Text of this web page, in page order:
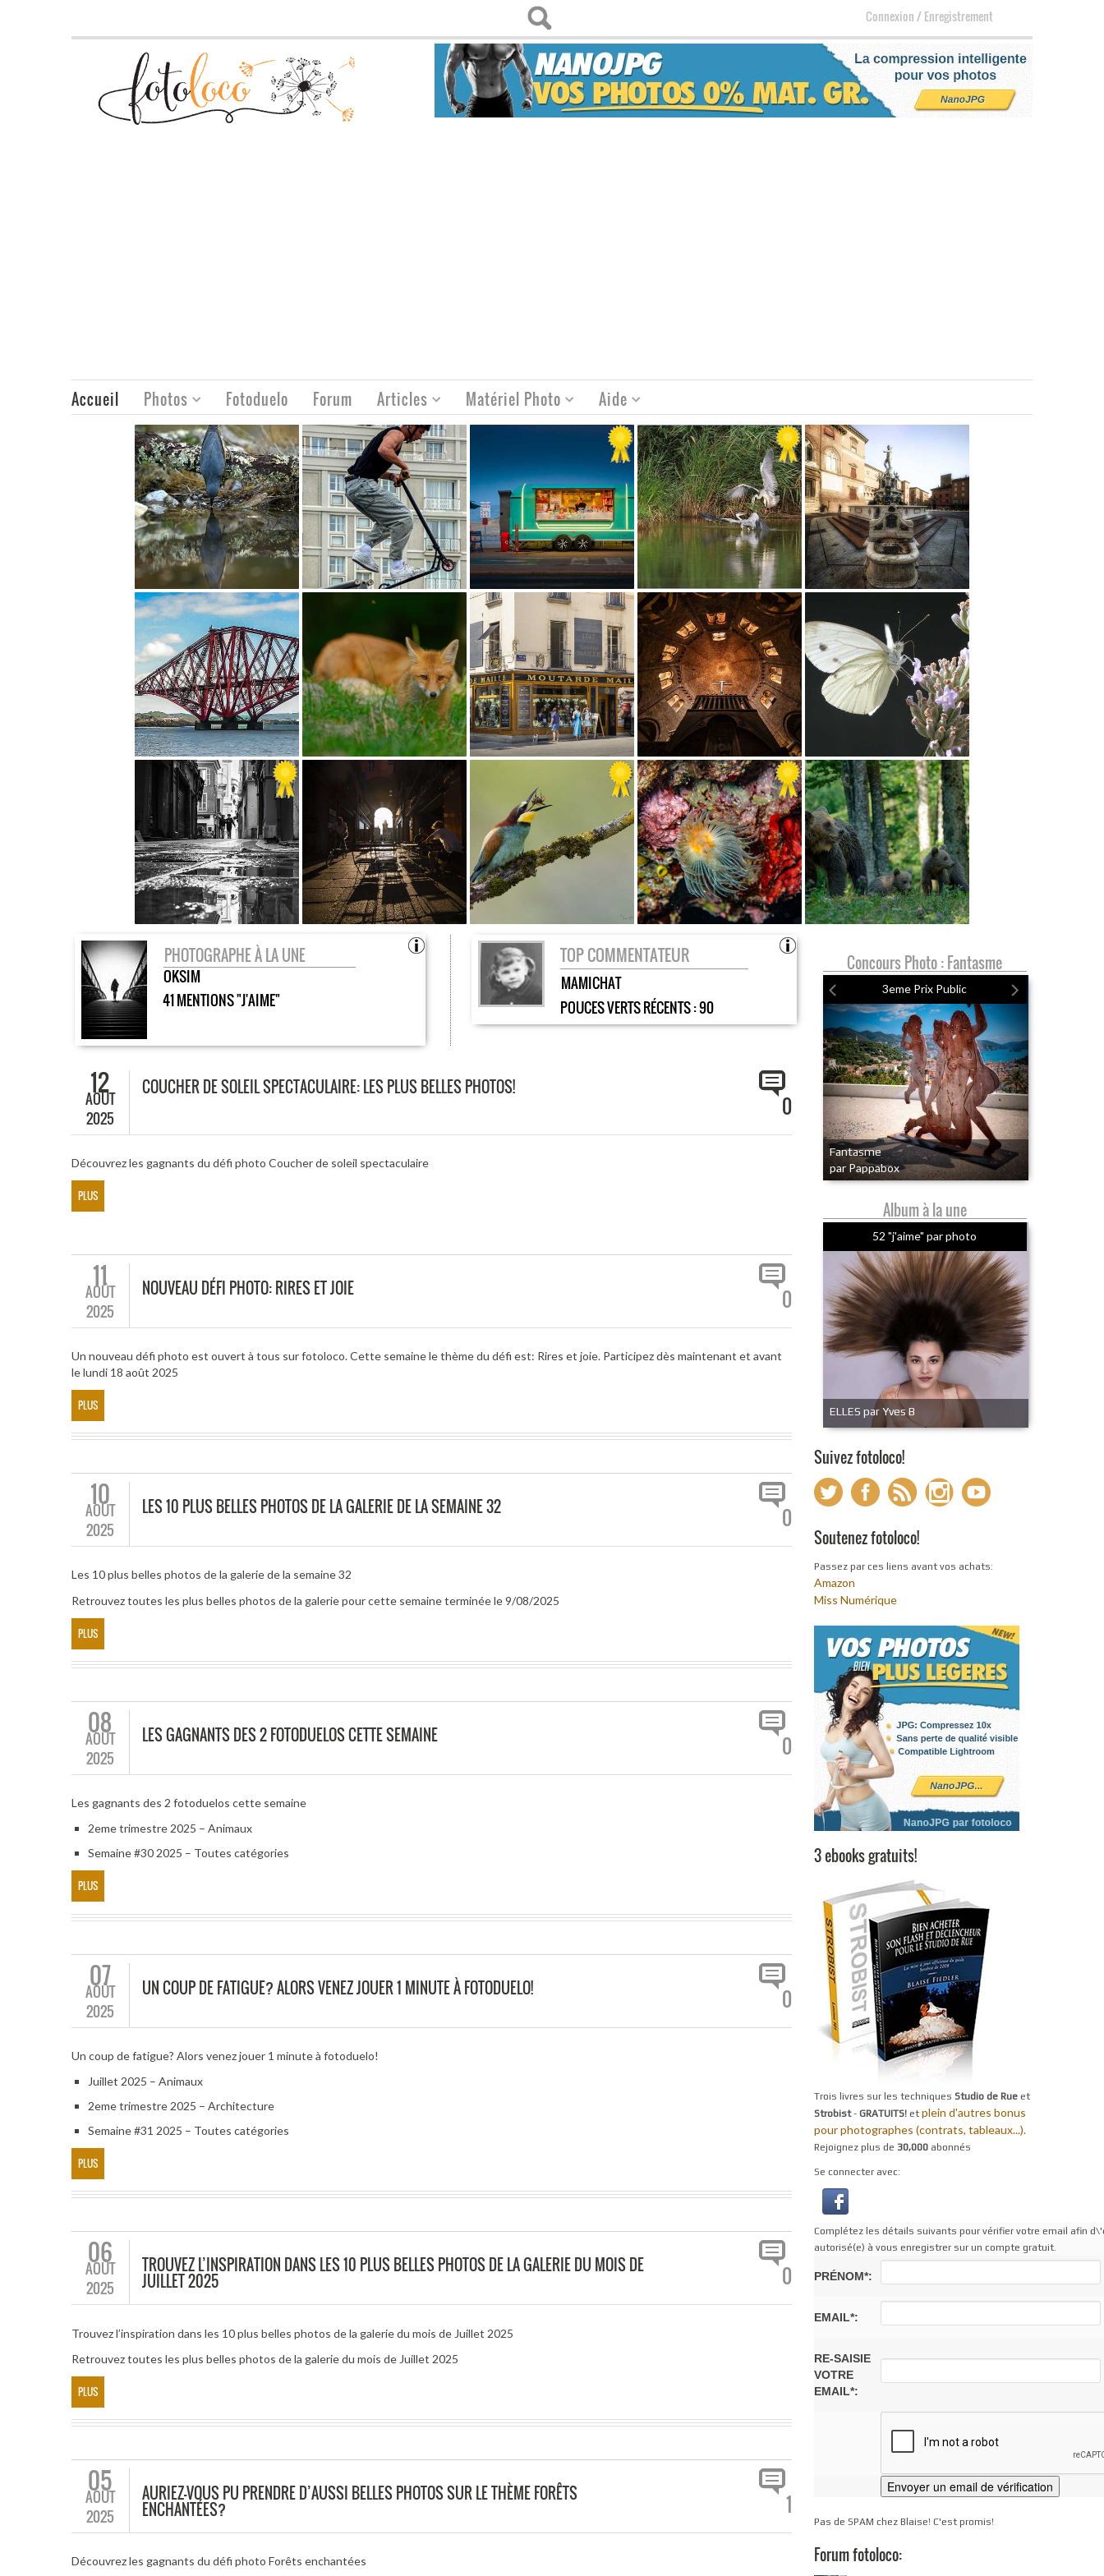
Connexion/Enregistrement
Accueil Photos Fotoduelo Forum Articles Matériel Photo Aide
PHOTOGRAPHE À LA UNE
OKSIM
41 MENTIONS "J'AIME"
TOP COMMENTATEUR
MAMICHAT
POUCES VERTS RÉCENTS :90
12
AOÛT
2025
COUCHER DE SOLEIL SPECTACULAIRE: LES PLUS BELLES PHOTOS!
0
Découvrez les gagnants du défi photo Coucher de soleil spectaculaire
PLUS
11
AOÛT
2025
NOUVEAU DÉFI PHOTO: RIRES ET JOIE 0
Un nouveau défi photo est ouvert à tous sur fotoloco. Cette semaine le thème du défi est: Rires et joie. Participez dès maintenant et avant
le lundi 18 août 2025
PLUS
10
AOÛT
2025
LES 10 PLUS BELLES PHOTOS DE LA GALERIE DE LA SEMAINE 32 0
Les 10 plus belles photos de la galerie de la semaine 32
Retrouvez toutes les plus belles photos de la galerie pour cette semaine terminée le 9/08/2025
PLUS
08
AOÛT
2025
LES GAGNANTS DES 2 FOTODUELOS CETTE SEMAINE 0
Les gagnants des 2 fotoduelos cette semaine
2eme trimestre 2025 – Animaux
Semaine #30 2025 – Toutes catégories
PLUS
07
AOÛT
2025
UN COUP DE FATIGUE? ALORS VENEZ JOUER 1 MINUTE À FOTODUELO! 0
Un coup de fatigue? Alors venez jouer 1 minute à fotoduelo!
Juillet 2025 – Animaux
2eme trimestre 2025 – Architecture
Semaine #31 2025 – Toutes catégories
PLUS
06
AOÛT
2025
TROUVEZ L’INSPIRATION DANS LES 10 PLUS BELLES PHOTOS DE LA GALERIE DU MOIS DE
JUILLET 2025 0
Trouvez l’inspiration dans les 10 plus belles photos de la galerie du mois de Juillet 2025
Retrouvez toutes les plus belles photos de la galerie du mois de Juillet 2025
PLUS
05
AOÛT
2025
AURIEZ-VOUS PU PRENDRE D’AUSSI BELLES PHOTOS SUR LE THÈME FORÊTS
ENCHANTÉES? 1
Découvrez les gagnants du défi photo Forêts enchantées
Concours Photo : Fantasme
3eme Prix Public
Fantasme
par Pappabox
Album à la une
52 "j'aime" par photo
ELLES par Yves B
Suivez fotoloco!
Soutenez fotoloco!
Passez par ces liens avant vos achats:
Amazon
Miss Numérique
3 ebooks gratuits!
Trois livres sur les techniques Studio de Rueet
Strobist- GRATUITS! et plein d'autres bonus
pour photographes (contrats, tableaux...).
Rejoignez plus de 30,000abonnés
Se connecter avec:
Complétez les détails suivants pour vérifier votre email afin
autorisé(e) à vous enregistrer sur un compte gratuit.
PRÉNOM*:
EMAIL*:
RE-SAISIE
VOTRE
EMAIL*:
Pas de SPAM chez Blaise! C'est promis!
Forum fotoloco: